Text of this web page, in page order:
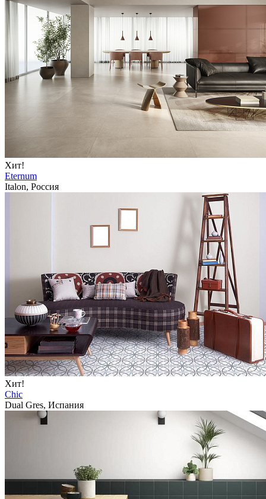
Хит!
Eternum
Italon, Россия
Хит!
Chic
Dual Gres, Испания